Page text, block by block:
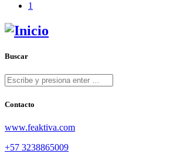
1
Buscar
Contacto
www.feaktiva.com
+57 3238865009